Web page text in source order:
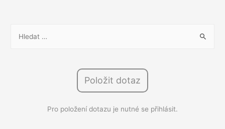
roku
Položit dotaz
Pro položení dotazu je nutné se přihlásit.